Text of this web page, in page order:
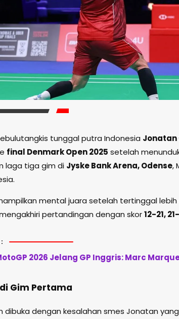
tunggal putra Indonesia Jonatan
final Denmark Open 2025 setelah
laga tiga gim di Jyske Bank Arena, Odense,
mental juara setelah tertinggal lebih
pertandingan dengan skor12-21,
2026 Jelang GP Inggris: Marc
Gim Pertama
dibuka dengan kesalahan smes Jonatan